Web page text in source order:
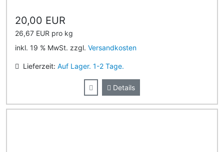
20,00 EUR
26,67 EUR pro kg
inkl. 19 % MwSt. zzgl. Versandkosten
Lieferzeit: Auf Lager. 1-2 Tage.
Details